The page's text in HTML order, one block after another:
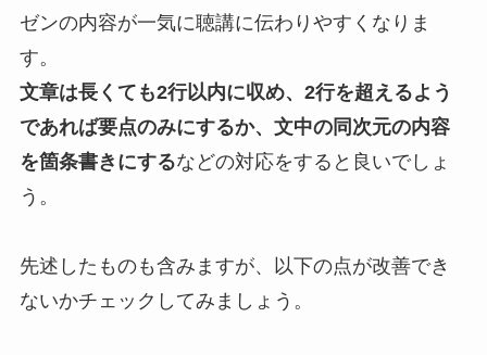
ゼンの内容が一気に聴講に伝わりやすくなりま
す。
文章は長くても2行以内に収め、2行を超えるよう
であれば要点のみにするか、文中の同次元の内容
を箇条書きにするなどの対応をすると良いでしょ
う。
先述したものも含みますが、以下の点が改善でき
ないかチェックしてみましょう。